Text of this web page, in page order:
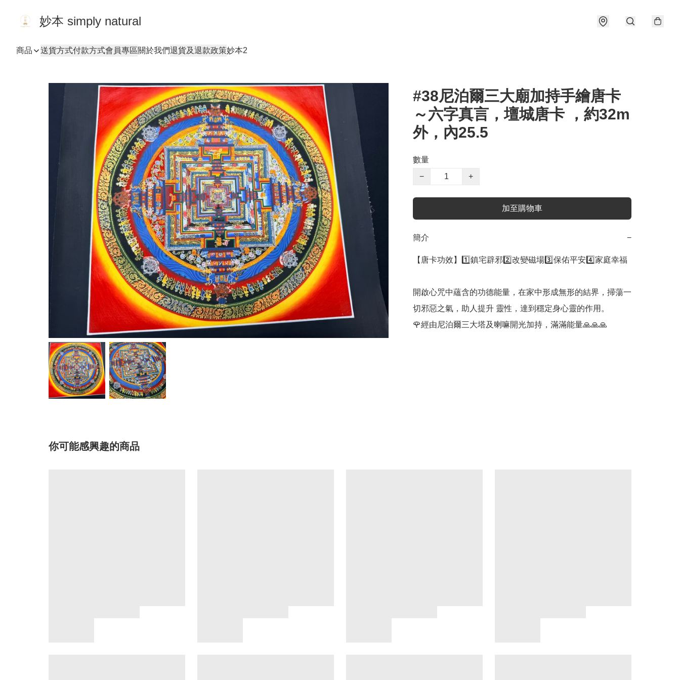
妙本 simply natural
商品 送貨方式付款方式會員專區關於我們退貨及退款政策妙本2
#38尼泊爾三大廟加持手繪唐卡
～六字真言，壇城唐卡 ，約32m
外，內25.5
數量
−
+
加至購物車
簡介 −
【唐卡功效】1️⃣鎮宅辟邪2️⃣改變磁場3️⃣保佑平安4️⃣家庭幸福
開啟心咒中蘊含的功德能量，在家中形成無形的結界，掃蕩一
切邪惡之氣，助人提升 靈性，達到穩定身心靈的作用。
你可能感興趣的商品